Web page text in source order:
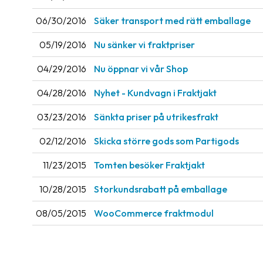
06/30/2016 Säker transport med rätt emballage
05/19/2016 Nu sänker vi fraktpriser
04/29/2016 Nu öppnar vi vår Shop
04/28/2016 Nyhet - Kundvagn i Fraktjakt
03/23/2016 Sänkta priser på utrikesfrakt
02/12/2016 Skicka större gods som Partigods
11/23/2015 Tomten besöker Fraktjakt
10/28/2015 Storkundsrabatt på emballage
08/05/2015 WooCommerce fraktmodul